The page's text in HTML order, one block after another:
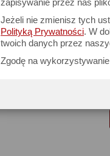
zapisywanie przez nas
Jeżeli nie zmienisz tych
Polityką Prywatności. W
twoich danych przez
Zgodę na
Model:
Średnica obiektywu: